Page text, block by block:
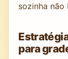
sozinha não
para